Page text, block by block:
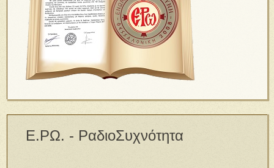
Ε.ΡΩ. - ΡαδιοΣυχνότητα